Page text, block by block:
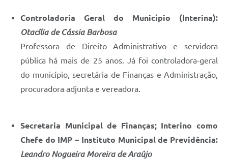
Controladoria Geral do Município (Interina):
Otacília de Cássia Barbosa
Professora de Direito Administrativo e servidora
pública há mais de 25 anos. Já foi controladora-geral
do município, secretária de Finanças e Administração,
procuradora adjunta e vereadora.
Secretaria Municipal de Finanças; Interino como
Chefe do IMP – Instituto Municipal de Previdência:
Leandro Nogueira Moreira de Araújo